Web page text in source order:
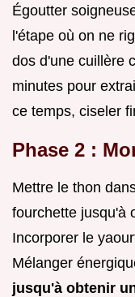
Égoutter
l'étape où on ne
dos d'une cuillère
minutes pour
ce temps, ciseler
Phase 2 :
Mettre le thon
fourchette jusqu'à
Incorporer le
Mélanger
jusqu'à obtenir